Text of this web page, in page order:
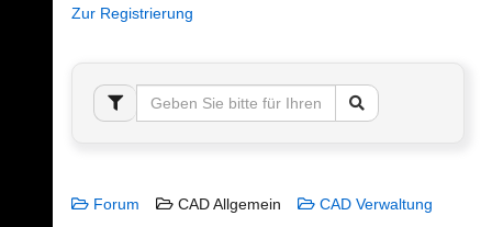
Zur Registrierung
Forum CAD Allgemein CAD Verwaltung